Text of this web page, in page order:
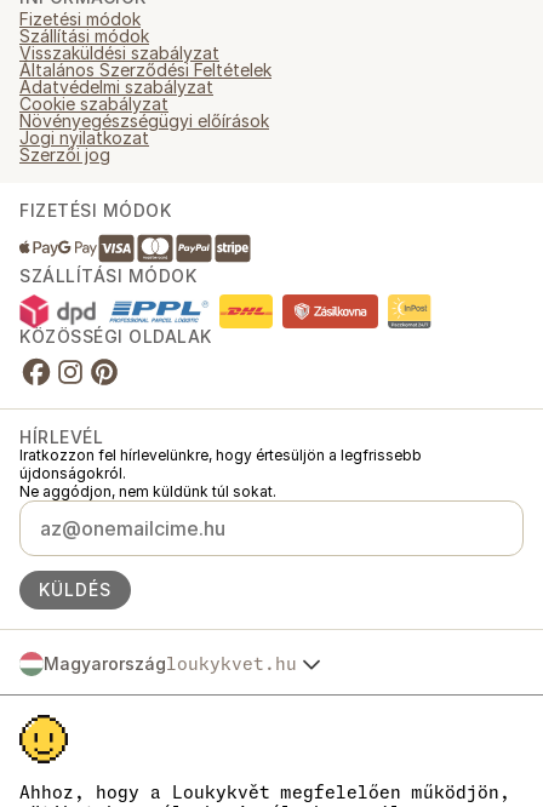
Ahhoz, hogy a Loukykvět megfelelően működjön,
Fizetési módok
Szállítási módok
Visszaküldési szabályzat
Általános Szerződési Feltételek
Adatvédelmi szabályzat
Cookie szabályzat
Növényegészségügyi előírások
Jogi nyilatkozat
Szerzői jog
FIZETÉSI MÓDOK
SZÁLLÍTÁSI MÓDOK
KÖZÖSSÉGI OLDALAK
HÍRLEVÉL
Iratkozzon fel hírlevelünkre, hogy értesüljön a legfrissebb
újdonságokról.
Ne aggódjon, nem küldünk túl sokat.
KÜLDÉS
Magyarországloukykvet.hu
Česko
Slovensko
Polska
Österreich
Deutschland
A Loukykvět s.r.o. a Prágai Városi Bíróság által vezetett cégjegyzékbe C
szakasz, 268616 betétszám alatt van bejegyezve.
nyilvántartva.